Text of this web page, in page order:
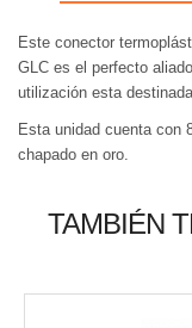
Este conector
GLC es el perfecto
utilización esta
Esta unidad cuenta con
chapado en oro.
TAMBIÉN